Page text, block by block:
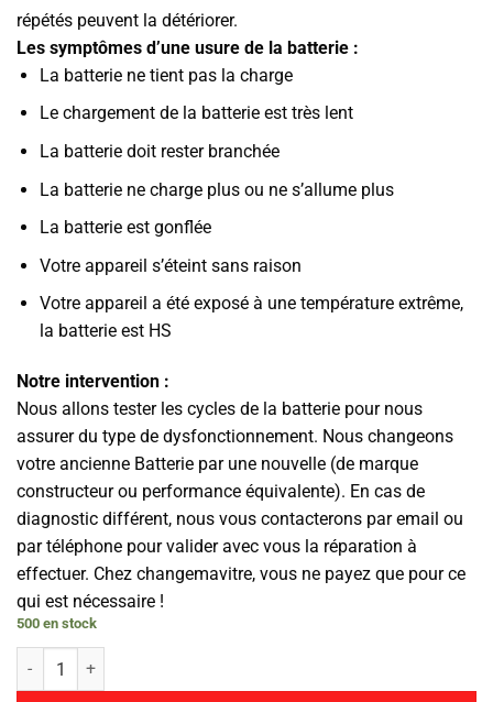
répétés peuvent la détériorer.
Les symptômes d’une usure de la batterie :
La batterie ne tient pas la charge
Le chargement de la batterie est très lent
La batterie doit rester branchée
La batterie ne charge plus ou ne s’allume plus
La batterie est gonflée
Votre appareil s’éteint sans raison
Votre appareil a été exposé à une température extrême,
la batterie est HS
Notre intervention :
Nous allons tester les cycles de la batterie pour nous
assurer du type de dysfonctionnement. Nous changeons
votre ancienne Batterie par une nouvelle (de marque
constructeur ou performance équivalente). En cas de
diagnostic différent, nous vous contacterons par email ou
par téléphone pour valider avec vous la réparation à
effectuer. Chez changemavitre, vous ne payez que pour ce
qui est nécessaire !
500 en stock
quantité de Batterie